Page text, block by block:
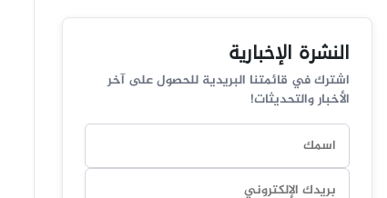
النشرة الإخبارية
اشترك في قائمتنا البريدية للحصول على آخر
الأخبار والتحديثات!